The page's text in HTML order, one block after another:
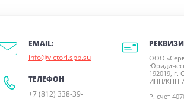
EMAIL:
info@victori.spb.su
ТЕЛЕФОН
+7 (812) 338-39-
ООО
192019, г.
ИНН/КПП
Р. счет